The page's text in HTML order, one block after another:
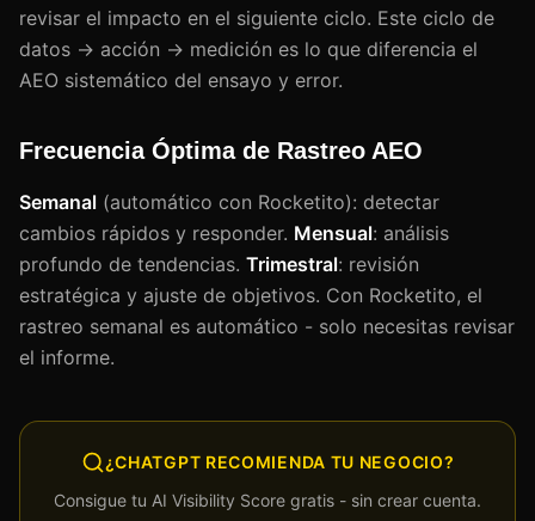
revisar el impacto en el siguiente ciclo. Este ciclo de
datos → acción → medición es lo que diferencia el
AEO sistemático del ensayo y error.
Frecuencia Óptima de Rastreo AEO
Semanal (automático con Rocketito): detectar
cambios rápidos y responder. Mensual: análisis
profundo de tendencias. Trimestral: revisión
estratégica y ajuste de objetivos. Con Rocketito, el
rastreo semanal es automático - solo necesitas revisar
el informe.
¿CHATGPT RECOMIENDA TU NEGOCIO?
Consigue tu AI Visibility Score gratis - sin crear cuenta.